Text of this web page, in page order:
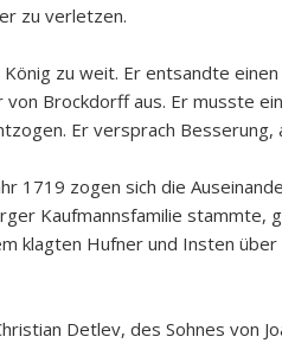
zu verletzen.
König zu weit. Er entsandte
Brockdorff aus. Er musste
Er versprach
1719 zogen sich die
Kaufmannsfamilie stammte,
klagten Hufner und Insten
Detlev, des Sohnes von